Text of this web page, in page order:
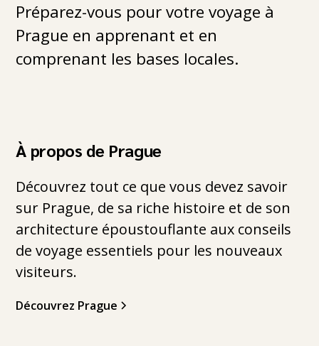
Préparez-vous pour votre voyage à
Prague en apprenant et en
comprenant les bases locales.
À propos de Prague
Découvrez tout ce que vous devez savoir
sur Prague, de sa riche histoire et de son
architecture époustouflante aux conseils
de voyage essentiels pour les nouveaux
visiteurs.
Découvrez Prague